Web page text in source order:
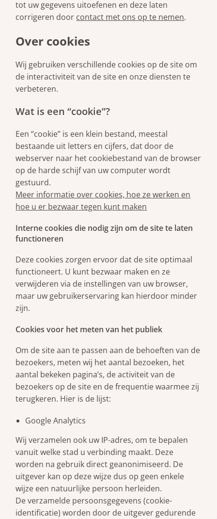
tot uw gegevens uitoefenen en deze laten
corrigeren door contact met ons op te nemen.
Over cookies
Wij gebruiken verschillende cookies op de site om
de interactiviteit van de site en onze diensten te
verbeteren.
Wat is een “cookie”?
Een “cookie” is een klein bestand, meestal
bestaande uit letters en cijfers, dat door de
webserver naar het cookiebestand van de browser
op de harde schijf van uw computer wordt
gestuurd.
Meer informatie over cookies, hoe ze werken en
hoe u er bezwaar tegen kunt maken
Interne cookies die nodig zijn om de site te laten
functioneren
Deze cookies zorgen ervoor dat de site optimaal
functioneert. U kunt bezwaar maken en ze
verwijderen via de instellingen van uw browser,
maar uw gebruikerservaring kan hierdoor minder
zijn.
Cookies voor het meten van het publiek
Om de site aan te passen aan de behoeften van de
bezoekers, meten wij het aantal bezoeken, het
aantal bekeken pagina’s, de activiteit van de
bezoekers op de site en de frequentie waarmee zij
terugkeren. Hier is de lijst:
Google Analytics
Wij verzamelen ook uw IP-adres, om te bepalen
vanuit welke stad u verbinding maakt. Deze
worden na gebruik direct geanonimiseerd. De
uitgever kan op deze wijze dus op geen enkele
wijze een natuurlijke persoon herleiden.
De verzamelde persoonsgegevens (cookie-
identificatie) worden door de uitgever gedurende